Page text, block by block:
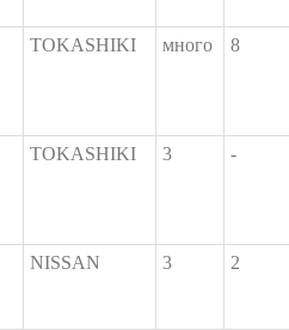
TOKASHIKI много 8
TOKASHIKI 3 -
NISSAN 3 2